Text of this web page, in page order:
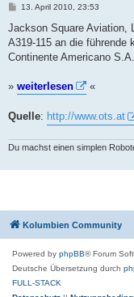
B
i
r
a
13. April 2010, 23:53
Jackson Square Aviation,
A319-115 an die führende
Continente Americano
» weiterlesen «
Quelle: http://www.ots.at
Du machst einen simplen
Kolumbien Community
Powered by phpBB® Forum
Deutsche Übersetzung durch
FULL-STACK